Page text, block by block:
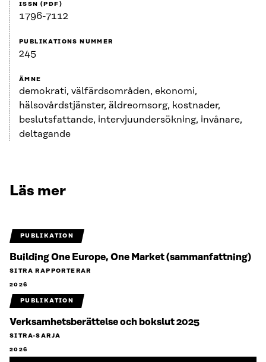
ISSN (PDF)
1796-7112
PUBLIKATIONS NUMMER
245
ÄMNE
demokrati, välfärdsområden, ekonomi,
hälsovårdstjänster, äldreomsorg, kostnader,
beslutsfattande, intervjuundersökning, invånare,
deltagande
Läs mer
PUBLIKATION
Building One Europe, One Market (sammanfattning)
SITRA RAPPORTERAR
2026
PUBLIKATION
Verksamhetsberättelse och bokslut 2025
SITRA-SARJA
2026